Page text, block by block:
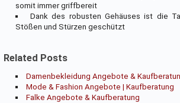
somit immer griffbereit
Dank des robusten Gehäuses ist die
Stößen und Stürzen geschützt
Related Posts
Damenbekleidung Angebote &
Mode & Fashion Angebote | Kaufberatung
Falke Angebote & Kaufberatung